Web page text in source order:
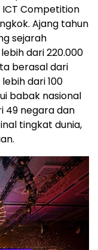
Competition
Ajang tahun
sejarah
dari 220.000
berasal dari
dari 100
babak nasional
49 negara dan
tingkat dunia,